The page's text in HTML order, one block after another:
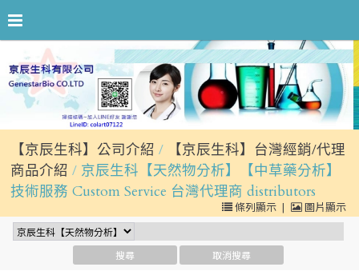
【京辰生科】公司介紹
【京辰生科】台灣經銷/代理
商品介紹 京辰生科【天然物分析】【中草藥分析】
技術服務 Custom Service 台灣代理商 distributors
條列顯示 | 圖片顯示